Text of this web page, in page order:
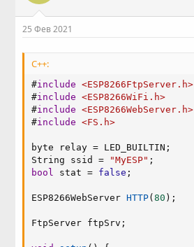
25 Фев 2021
C++:
#include
<ESP8266FtpServer.h>
#include
<ESP8266WiFi.h>
#include
<ESP8266WebServer.h>
#include <FS.h>
byte relay = LED_BUILTIN ;
String ssid = "MyESP" ;
bool stat = false ;
ESP8266WebServer HTTP(80 ) ;
FtpServer ftpSrv ;